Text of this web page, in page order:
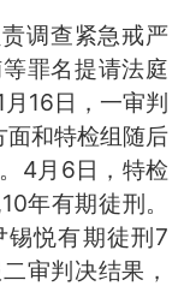
调查紧急戒严
罪名提请法庭
16日，一审判
和特检组随后
4月6日，特检
年有期徒刑。
悦有期徒刑7
审判决结果，